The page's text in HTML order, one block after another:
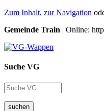
Zum Inhalt, zur Navigation
Gemeinde Train | Online:
Suche VG
suchen